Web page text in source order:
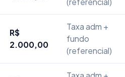
R$
2.000,00
Taxa adm +
fundo
(referencial)